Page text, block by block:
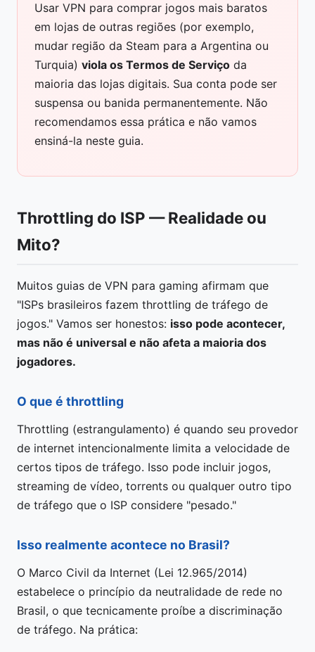
Usar VPN para comprar jogos mais baratos
em lojas de outras regiões (por exemplo,
mudar região da Steam para a Argentina ou
Turquia) viola os Termos de Serviço da
maioria das lojas digitais. Sua conta pode ser
suspensa ou banida permanentemente. Não
recomendamos essa prática e não vamos
ensiná-la neste guia.
Throttling do ISP — Realidade ou
Mito?
Muitos guias de VPN para gaming afirmam que
"ISPs brasileiros fazem throttling de tráfego de
jogos." Vamos ser honestos: isso pode acontecer,
mas não é universal e não afeta a maioria dos
jogadores.
O que é throttling
Throttling (estrangulamento) é quando seu provedor
de internet intencionalmente limita a velocidade de
certos tipos de tráfego. Isso pode incluir jogos,
streaming de vídeo, torrents ou qualquer outro tipo
de tráfego que o ISP considere "pesado."
Isso realmente acontece no Brasil?
O Marco Civil da Internet (Lei 12.965/2014)
estabelece o princípio da neutralidade de rede no
Brasil, o que tecnicamente proíbe a discriminação
de tráfego. Na prática: